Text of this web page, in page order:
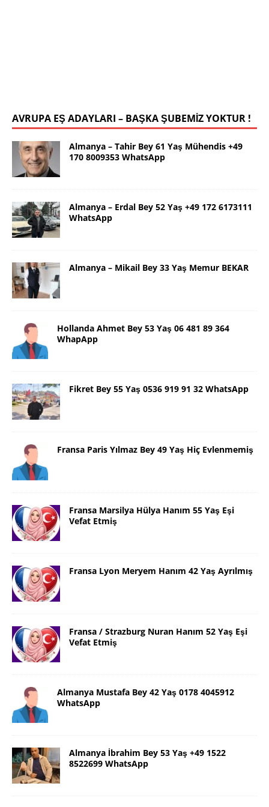
AVRUPA EŞ ADAYLARI – BAŞKA ŞUBEMİZ YOKTUR !
Almanya – Tahir Bey 61 Yaş Mühendis +49
170 8009353 WhatsApp
Almanya – Erdal Bey 52 Yaş +49 172 6173111
WhatsApp
Almanya – Mikail Bey 33 Yaş Memur BEKAR
Hollanda Ahmet Bey 53 Yaş 06 481 89 364
WhapApp
Fikret Bey 55 Yaş 0536 919 91 32 WhatsApp
Fransa Paris Yılmaz Bey 49 Yaş Hiç Evlenmemiş
Fransa Marsilya Hülya Hanım 55 Yaş Eşi
Vefat Etmiş
Fransa Lyon Meryem Hanım 42 Yaş Ayrılmış
Fransa / Strazburg Nuran Hanım 52 Yaş Eşi
Vefat Etmiş
Almanya Mustafa Bey 42 Yaş 0178 4045912
WhatsApp
Almanya İbrahim Bey 53 Yaş +49 1522
8522699 WhatsApp